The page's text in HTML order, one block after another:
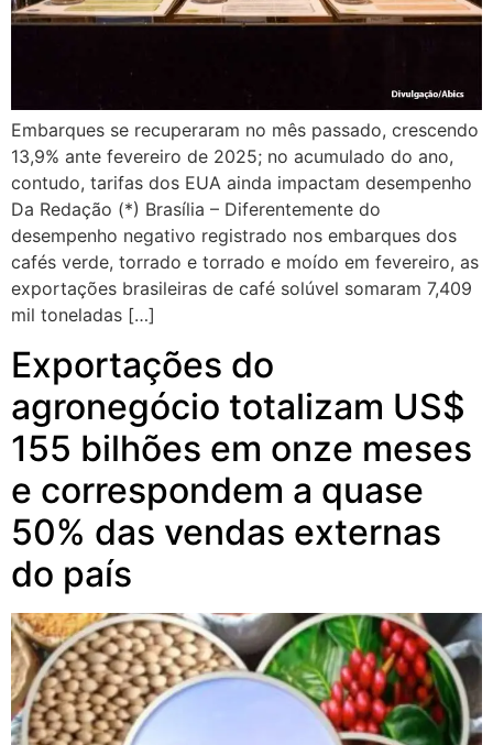
Embarques se recuperaram no mês passado, crescendo
13,9% ante fevereiro de 2025; no acumulado do ano,
contudo, tarifas dos EUA ainda impactam desempenho
Da Redação (*) Brasília – Diferentemente do
desempenho negativo registrado nos embarques dos
cafés verde, torrado e torrado e moído em fevereiro, as
exportações brasileiras de café solúvel somaram 7,409
mil toneladas […]
Exportações do
agronegócio totalizam US$
155 bilhões em onze meses
e correspondem a quase
50% das vendas externas
do país